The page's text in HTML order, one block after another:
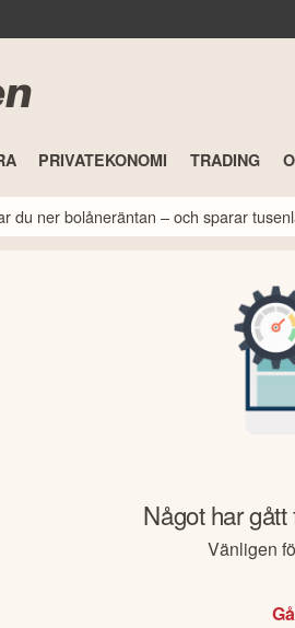
PRIVATEKONOMI TRADING
du ner bolåneräntan – och sparar
Något har
Vänligen